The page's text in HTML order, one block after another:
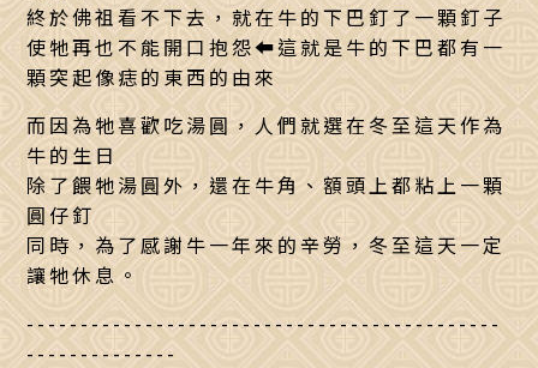
終於佛祖看不下去，就在牛的下巴釘了一顆釘子
使牠再也不能開口抱怨⬅這就是牛的下巴都有一
顆突起像痣的東西的由來
而因為牠喜歡吃湯圓，人們就選在冬至這天作為
牛的生日
除了餵牠湯圓外，還在牛角、額頭上都粘上一顆
圓仔釘
同時，為了感謝牛一年來的辛勞，冬至這天一定
讓牠休息。
--------------------------------------------
--------------